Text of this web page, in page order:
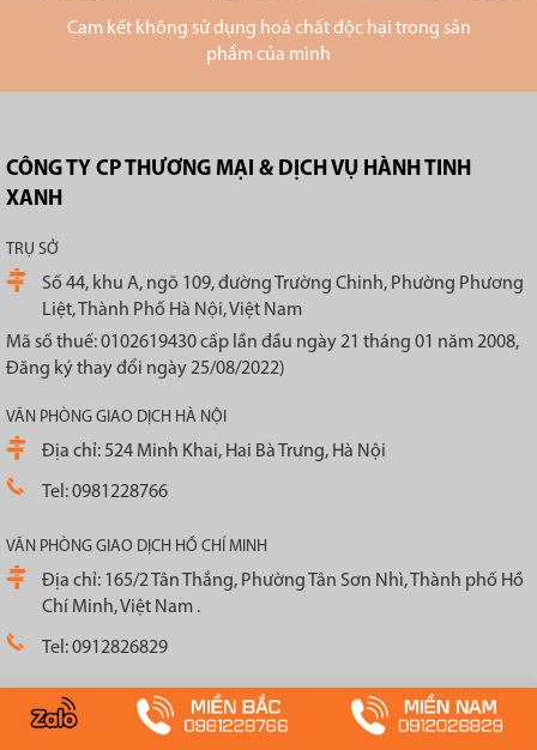
Cam kết không sử dụng hoá chất độc hại trong sản
phẩm của mình
CÔNG TY CP THƯƠNG MẠI & DỊCH VỤ HÀNH TINH
XANH
TRỤ SỞ
Số 44, khu A, ngõ 109, đường Trường Chinh, Phường Phương
Liệt, Thành Phố Hà Nội, Việt Nam
Mã số thuế: 0102619430 cấp lần đầu ngày 21 tháng 01 năm 2008,
Đăng ký thay đổi ngày 25/08/2022)
VĂN PHÒNG GIAO DỊCH HÀ NỘI
Địa chỉ: 524 Minh Khai, Hai Bà Trưng, Hà Nội
Tel: 0981228766
VĂN PHÒNG GIAO DỊCH HỒ CHÍ MINH
Địa chỉ: 165/2 Tân Thắng, Phường Tân Sơn Nhì, Thành phố Hồ
Chí Minh, Việt Nam .
Tel: 0912826829
VỀ CHÚNG TÔI